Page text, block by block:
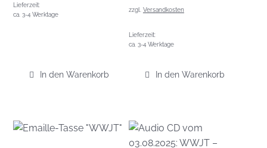
Lieferzeit:
ca. 3-4 Werktage
In den Warenkorb
zzgl. Versandkosten
Lieferzeit:
ca. 3-4 Werktage
In den Warenkorb